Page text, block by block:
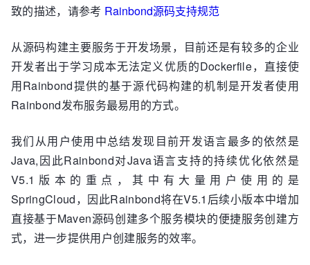
致的描述，请参考 Rainbond源码支持规范
从源码构建主要服务于开发场景，目前还是有较多的企业
开发者出于学习成本无法定义优质的Dockerfile，直接使
用Rainbond提供的基于源代码构建的机制是开发者使用
Rainbond发布服务最易用的方式。
我们从用户使用中总结发现目前开发语言最多的依然是
Java,因此Rainbond对Java语言支持的持续优化依然是
V5.1版本的重点，其中有大量用户使用的是
SpringCloud，因此Rainbond将在V5.1后续小版本中增加
直接基于Maven源码创建多个服务模块的便捷服务创建方
式，进一步提供用户创建服务的效率。